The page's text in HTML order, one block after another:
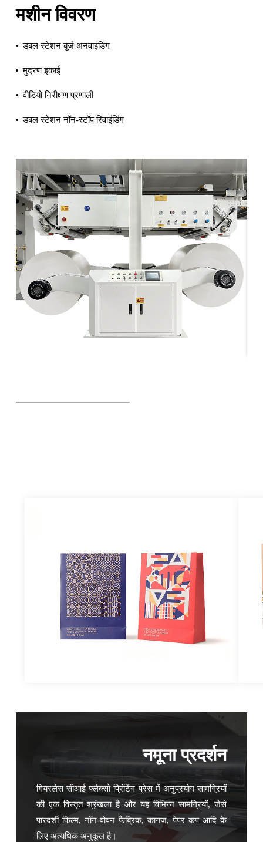
मशीन विवरण
डबल स्टेशन बुर्ज अनवाइंडिंग
मुद्रण इकाई
वीडियो निरीक्षण प्रणाली
डबल स्टेशन नॉन-स्टॉप रिवाइंडिंग
नमूना प्रदर्शन
गियरलेस सीआई फ्लेक्सो प्रिंटिंग प्रेस में अनुप्रयोग सामग्रियों
की एक विस्तृत श्रृंखला है और यह विभिन्न सामग्रियों, जैसे
पारदर्शी फिल्म, नॉन-वोवन फैब्रिक, कागज, पेपर कप आदि के
लिए अत्यधिक अनुकूल है।